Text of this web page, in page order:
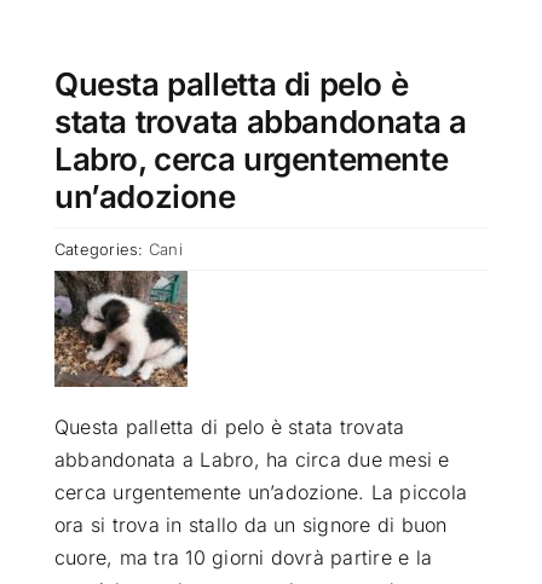
SMARRITI O DA ADOTTARE
ATTUALITÀ
VIDEO
CHI SIAMO
Questa palletta di pelo è
stata trovata abbandonata a
Labro, cerca urgentemente
un’adozione
Categories: Cani
Questa palletta di pelo è stata trovata
abbandonata a Labro, ha circa due mesi e
cerca urgentemente un’adozione. La piccola
ora si trova in stallo da un signore di buon
cuore, ma tra 10 giorni dovrà partire e la